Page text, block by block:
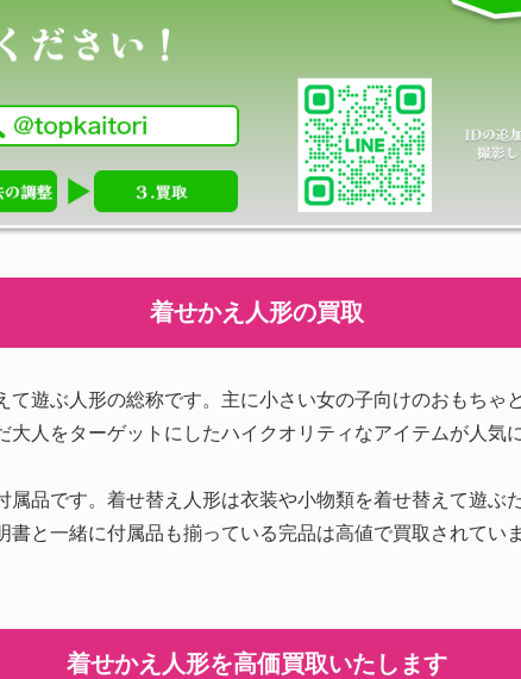
着せかえ人形の買取
て遊ぶ人形の総称です。主に小さい女の子向けのおもちゃ
人をターゲットにしたハイクオリティなアイテムが人気
属品です。着せ替え人形は衣装や小物類を着せ替えて遊ぶ
書と一緒に付属品も揃っている完品は高値で買取されてい
着せかえ人形を高価買取いたします